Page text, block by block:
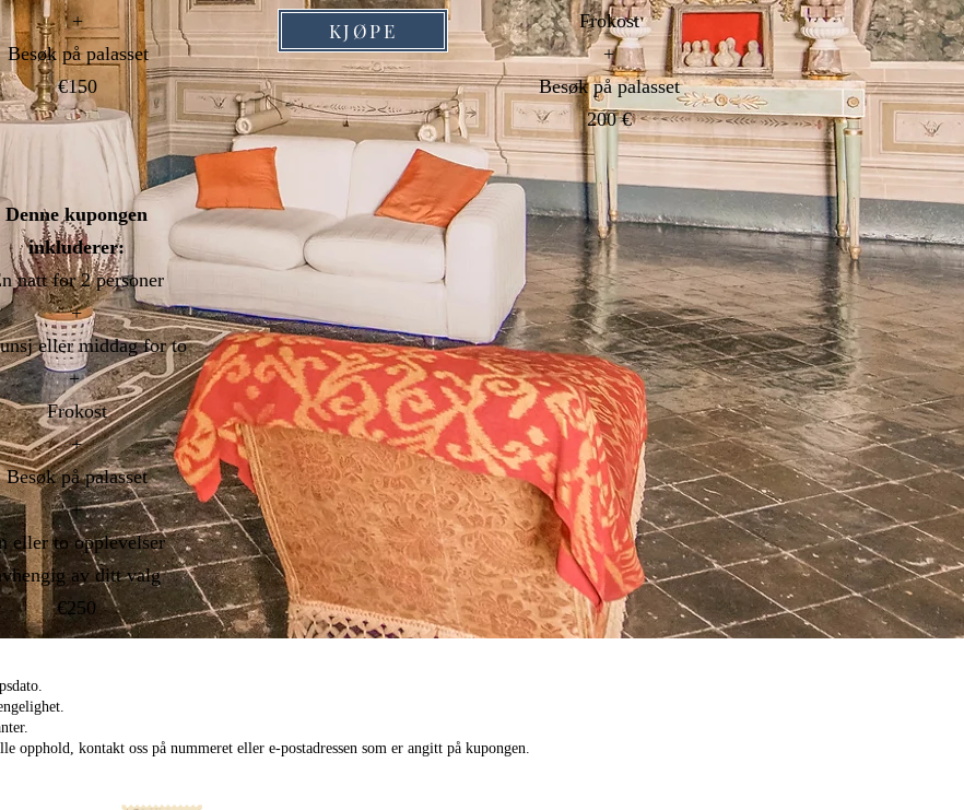
+
Besøk på palasset
€150
KJØPE
Frokost
+
Besøk på palasset
200 €
Denne kupongen
inkluderer:
nattfor 2 personer
+
eller middag for to
+
Frokost
+
Besøk på palasset
+
eller to opplevelser
av ditt valg
€250
opphold, kontakt oss på nummeret eller e-postadressen som er angitt på kupongen.